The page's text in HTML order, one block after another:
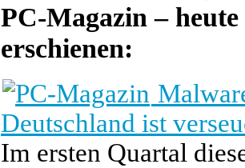
PC-Magazin –
erschienen:
Deutschland ist
Im ersten Quartal